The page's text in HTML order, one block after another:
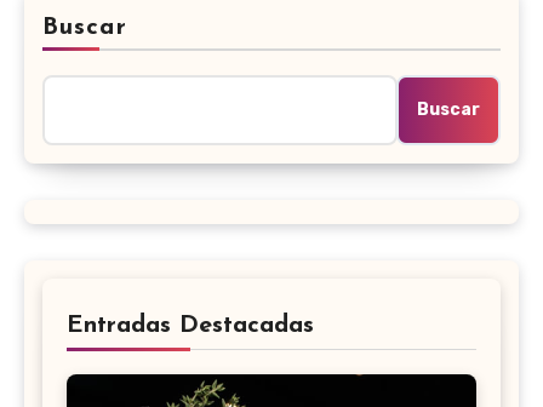
Buscar
Buscar
Entradas Destacadas